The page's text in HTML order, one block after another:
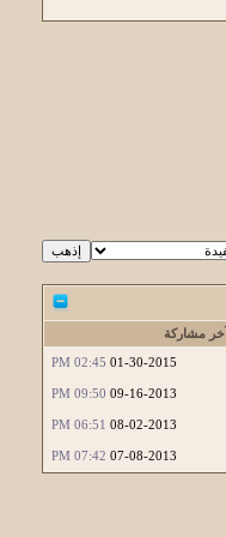
آخر مشاركة
01-30-2015
02:45 PM
09-16-2013
09:50 PM
08-02-2013
06:51 PM
07-08-2013
07:42 PM